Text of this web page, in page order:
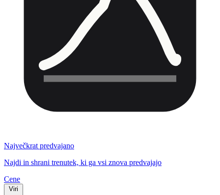
Največkrat predvajano
Najdi in shrani trenutek, ki ga vsi znova predvajajo
Cene
Viri